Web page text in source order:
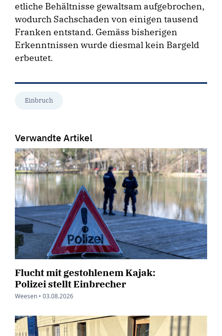
etliche Behältnisse gewaltsam aufgebrochen,
wodurch Sachschaden von einigen tausend
Franken entstand. Gemäss bisherigen
Erkenntnissen wurde diesmal kein Bargeld
erbeutet.
Einbruch
Verwandte Artikel
Flucht mit gestohlenem Kajak:
Polizei stellt Einbrecher
Weesen • 03.08.2026